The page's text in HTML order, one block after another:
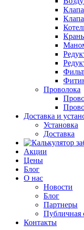
Проволока
Доставка и
Установка
Доставка
Акции
Цены
Блог
О нас
Новости
Блог
Партнеры
Публичная
Контакты